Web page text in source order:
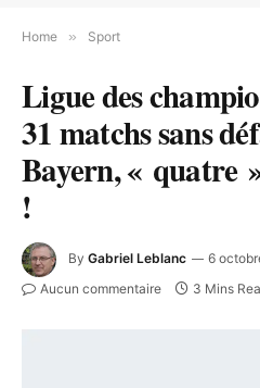
Home » Sport
Ligue des
31 matchs sans
Bayern, « quatre
!
By Gabriel Leblanc 6
Aucun commentaire 3 Mins